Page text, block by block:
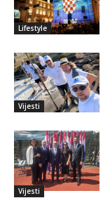
Lifestyle
Vijesti
Vijesti